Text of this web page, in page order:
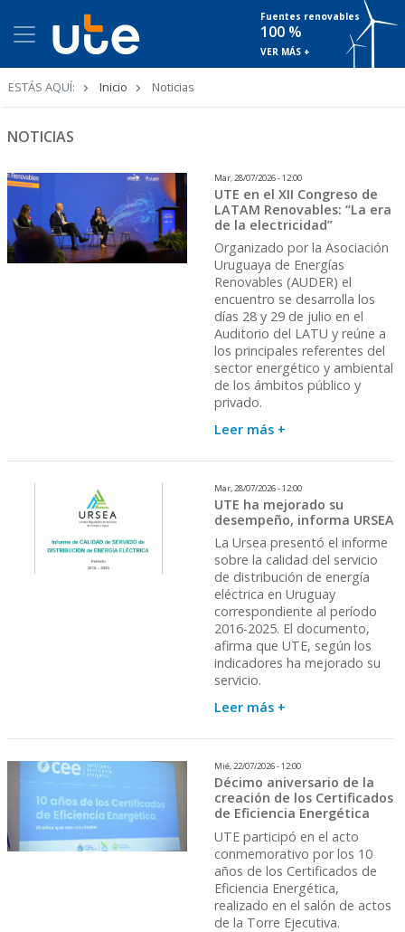
Fuentes renovables
100 %
VER MÁS +
ESTÁS AQUÍ: Inicio Noticias
NOTICIAS
Mar, 28/07/2026 - 12:00
UTE en el XII Congreso de
LATAM Renovables: “La era
de la electricidad”
Organizado por la Asociación
Uruguaya de Energías
Renovables (AUDER) el
encuentro se desarrolla los
días 28 y 29 de julio en el
Auditorio del LATU y reúne a
los principales referentes del
sector energético y ambiental
de los ámbitos público y
privado.
Leer más +
Mar, 28/07/2026 - 12:00
UTE ha mejorado su
desempeño, informa URSEA
La Ursea presentó el informe
sobre la calidad del servicio
de distribución de energía
eléctrica en Uruguay
correspondiente al período
2016-2025. El documento,
afirma que UTE, según los
indicadores ha mejorado su
servicio.
Leer más +
Mié, 22/07/2026 - 12:00
Décimo aniversario de la
creación de los Certificados
de Eficiencia Energética
UTE participó en el acto
conmemorativo por los 10
años de los Certificados de
Eficiencia Energética,
realizado en el salón de actos
de la Torre Ejecutiva.